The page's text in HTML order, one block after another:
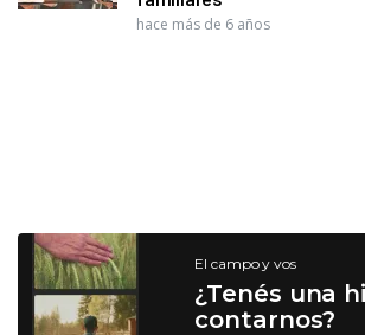
hace más de 6 años
El campo y vos
¿Tenés una
contarnos?